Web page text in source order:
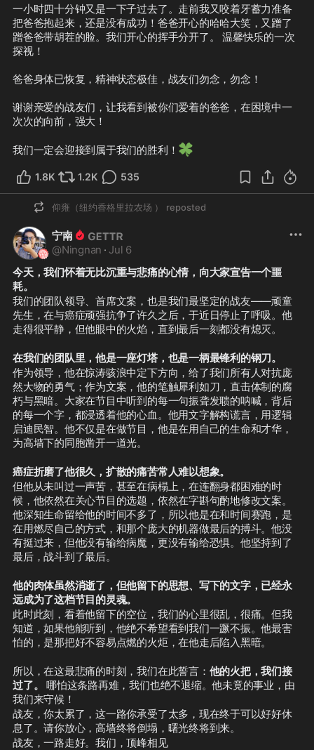
一小时四十分钟又是一下子过去了。走前我又咬着牙蓄力准备
把爸爸抱起来，还是没有成功！爸爸开心的哈哈大笑，又蹭了
蹭爸爸带胡茬的脸。我们开心的挥手分开了。 温馨快乐的一次
探视！
爸爸身体已恢复，精神状态极佳，战友们勿念，勿念！
谢谢亲爱的战友们，让我看到被你们爱着的爸爸，在困境中一
次次的向前，强大！
我们一定会迎接到属于我们的胜利！ 🍀
1.8K 1.2K 535
仰雍（纽约香格里拉农场 ） reposted
宁南
@Ningnan · Jul 6
今天，我们怀着无比沉重与悲痛的心情，向大家宣告一个噩
耗。
我们的团队领导、首席文案，也是我们最坚定的战友——顽童
先生，在与癌症顽强抗争了许久之后，于近日停止了呼吸。他
走得很平静，但他眼中的火焰，直到最后一刻都没有熄灭。
在我们的团队里，他是一座灯塔，也是一柄最锋利的钢刀。
作为领导，他在惊涛骇浪中定下方向，给了我们所有人对抗庞
然大物的勇气；作为文案，他的笔触犀利如刀，直击体制的腐
朽与黑暗。大家在节目中听到的每一句振聋发聩的呐喊，背后
的每一个字，都浸透着他的心血。他用文字解构谎言，用逻辑
启迪民智。他不仅是在做节目，他是在用自己的生命和才华，
为高墙下的同胞凿开一道光。
癌症折磨了他很久，扩散的痛苦常人难以想象。
但他从未叫过一声苦，甚至在病榻上，在连翻身都困难的时
候，他依然在关心节目的选题，依然在字斟句酌地修改文案。
他深知生命留给他的时间不多了，所以他是在和时间赛跑，是
在用燃尽自己的方式，和那个庞大的机器做最后的搏斗。他没
有挺过来，但他没有输给病魔，更没有输给恐惧。他坚持到了
最后，战斗到了最后。
他的肉体虽然消逝了，但他留下的思想、写下的文字，已经永
远成为了这档节目的灵魂。
此时此刻，看着他留下的空位，我们的心里很乱，很痛。但我
知道，如果他能听到，他绝不希望看到我们一蹶不振。他最害
怕的，是那把好不容易点燃的火炬，在他走后陷入黑暗。
所以，在这最悲痛的时刻，我们在此誓言： 他的火把，我们接
过了。
哪怕这条路再难，我们也绝不退缩。他未竟的事业，由
我们来守候！
战友，你太累了，这一路你承受了太多，现在终于可以好好休
息了。请你放心，高墙终将倒塌，曙光终将到来。
战友，一路走好。我们，顶峰相见